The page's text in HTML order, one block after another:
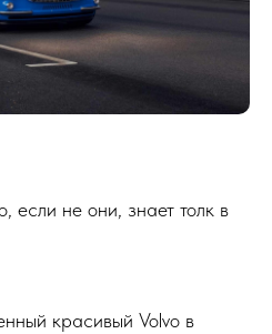
если не они, знает толк в
красивый Volvo в